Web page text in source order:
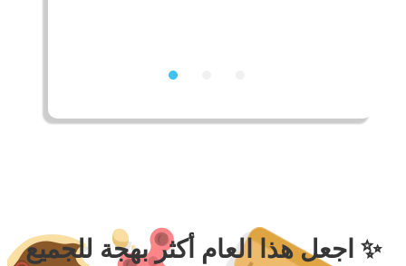
اجعل هذا العام أكثر بهجة للجميع ✨